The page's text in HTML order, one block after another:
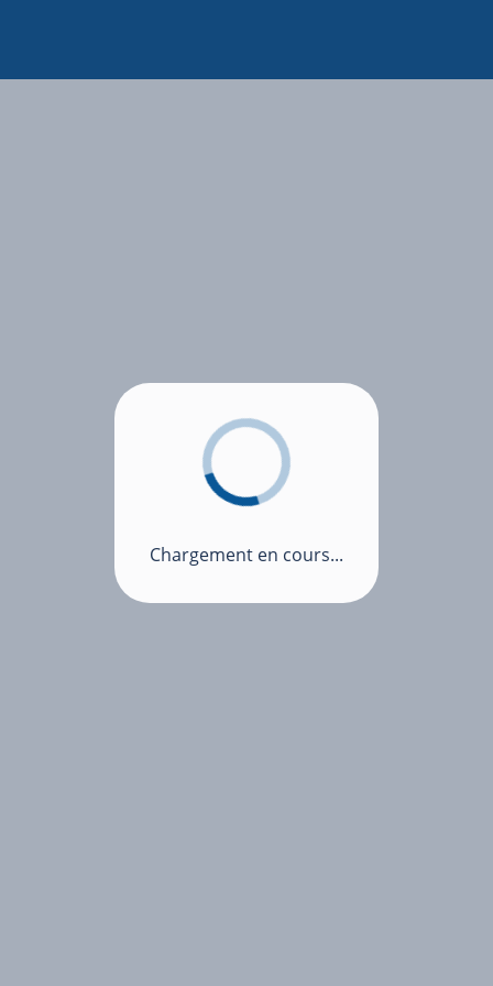
Chargement en cours...